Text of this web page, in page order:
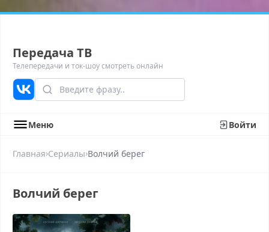
Передача ТВ
Телепередачи и ток-шоу смотреть онлайн
Меню Войти
Главная›Сериалы›Волчий берег
Волчий берег